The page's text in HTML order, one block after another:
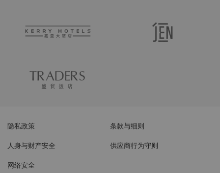
隐私政策 条款与细则
人身与财产安全 供应商行为守则
网络安全